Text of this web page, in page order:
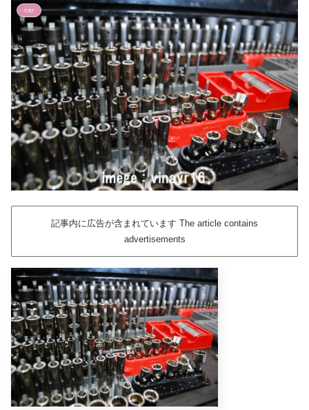
car
記事内に広告が含まれています The article contains
advertisements